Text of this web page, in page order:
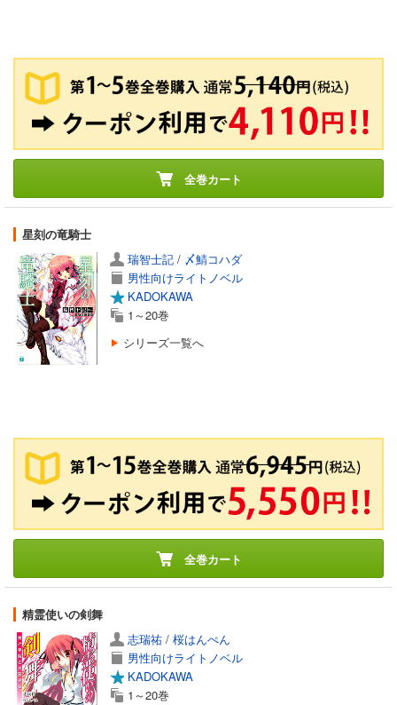
全巻カート
星刻の竜騎士
瑞智士記 / 〆鯖コハダ
男性向けライトノベル
KADOKAWA
1～20巻
シリーズ一覧へ
全巻カート
精霊使いの剣舞
志瑞祐 / 桜はんぺん
男性向けライトノベル
KADOKAWA
1～20巻